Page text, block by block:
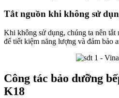
Tắt nguồn khi không sử
Khi không sử dụng, chúng ta nên tắt
để tiết kiệm năng lượng và đảm bảo
Công tác bảo dưỡng
K18